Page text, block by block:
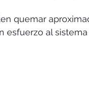
quemar
esfuerzo al